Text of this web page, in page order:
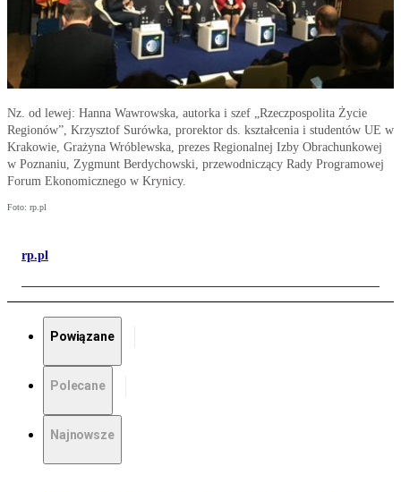
Nz. od lewej: Hanna Wawrowska, autorka i szef „Rzeczpospolita Życie
Regionów”, Krzysztof Surówka, prorektor ds. kształcenia i studentów UE w
Krakowie, Grażyna Wróblewska, prezes Regionalnej Izby Obrachunkowej
w Poznaniu, Zygmunt Berdychowski, przewodniczący Rady Programowej
Forum Ekonomicznego w Krynicy.
Foto: rp.pl
rp.pl
Powiązane
Polecane
Najnowsze